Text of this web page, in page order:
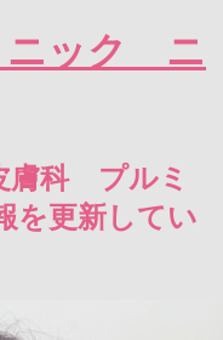
ニック ニ
膚科 プルミ
を更新してい